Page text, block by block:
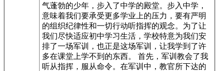
气蓬勃的少年，步入了中学的殿堂。步入中学，
意味着我们要承受更多学业上的压力，要有严明
的组织纪律性和一切行动听指挥的观念。为了让
我们尽快适应初中学习生活，学校特意为我们安
排了一场军训，也正是这场军训，让我学到了许
多在课堂上学不到的东西。 首先，军训教会了我
听从指挥，服从命令。在军训中，教官所下达的